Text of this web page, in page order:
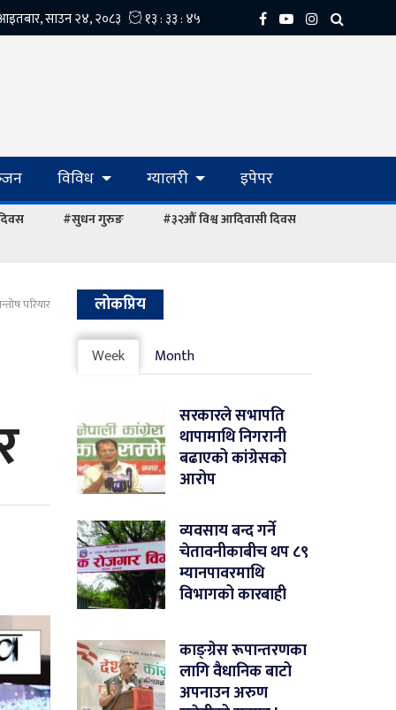
विविध ग्यालरी इपेपर
#सुधन गुरुङ #३२औं विश्व आदिवासी दिवस
परियार लोकप्रिय
Week Month
सरकारले सभापति
थापामाथि निगरानी
बढाएको कांग्रेसको
आरोप
व्यवसाय बन्द गर्ने
चेतावनीकाबीच थप ८९
म्यानपावरमाथि
विभागको कारबाही
काङ्ग्रेस रूपान्तरणका
लागि वैधानिक बाटो
अपनाउन अरुण